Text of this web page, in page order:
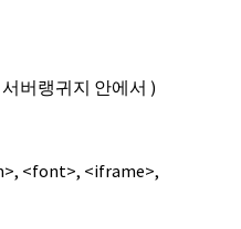
버랭귀지 안에서 )
<font>, <iframe>,